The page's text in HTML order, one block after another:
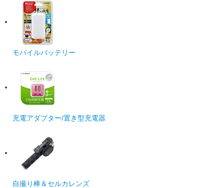
モバイルバッテリー
充電アダプター/置き型充電器
自撮り棒＆セルカレンズ